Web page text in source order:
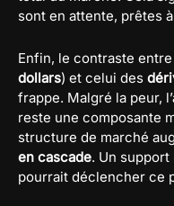
sont en attente, prêtes
Enfin, le contraste
dollars) et celui des
frappe. Malgré la peur,
reste une composante
structure de marché
en cascade. Un
pourrait déclencher ce